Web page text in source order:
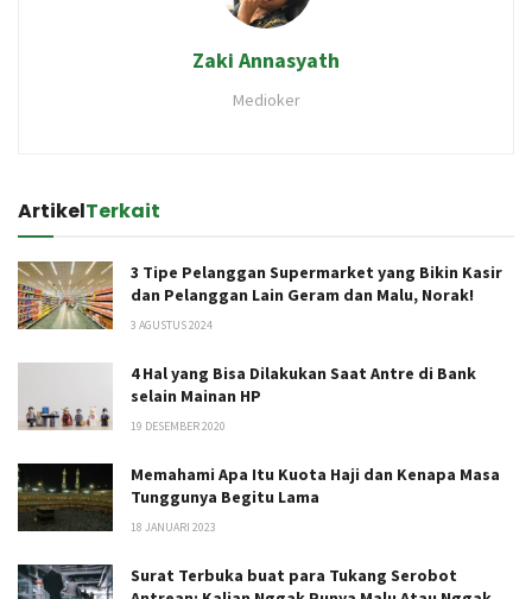
Zaki Annasyath
Medioker
ArtikelTerkait
3 Tipe Pelanggan Supermarket yang Bikin Kasir
dan Pelanggan Lain Geram dan Malu, Norak!
3 AGUSTUS 2024
4 Hal yang Bisa Dilakukan Saat Antre di Bank
selain Mainan HP
19 DESEMBER 2020
Memahami Apa Itu Kuota Haji dan Kenapa Masa
Tunggunya Begitu Lama
18 JANUARI 2023
Surat Terbuka buat para Tukang Serobot